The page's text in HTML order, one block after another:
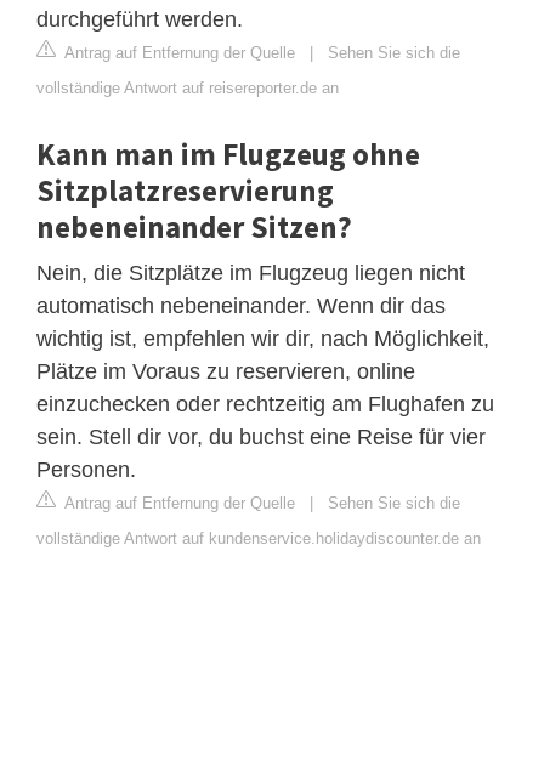
durchgeführt werden.
Antrag auf Entfernung der Quelle | Sehen Sie sich die
vollständige Antwort auf reisereporter.de an
Kann man im Flugzeug ohne
Sitzplatzreservierung
nebeneinander Sitzen?
Nein, die Sitzplätze im Flugzeug liegen nicht
automatisch nebeneinander. Wenn dir das
wichtig ist, empfehlen wir dir, nach Möglichkeit,
Plätze im Voraus zu reservieren, online
einzuchecken oder rechtzeitig am Flughafen zu
sein. Stell dir vor, du buchst eine Reise für vier
Personen.
Antrag auf Entfernung der Quelle | Sehen Sie sich die
vollständige Antwort auf kundenservice.holidaydiscounter.de an